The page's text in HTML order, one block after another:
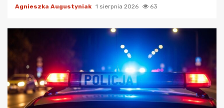
Agnieszka Augustyniak 1 sierpnia 2026 63